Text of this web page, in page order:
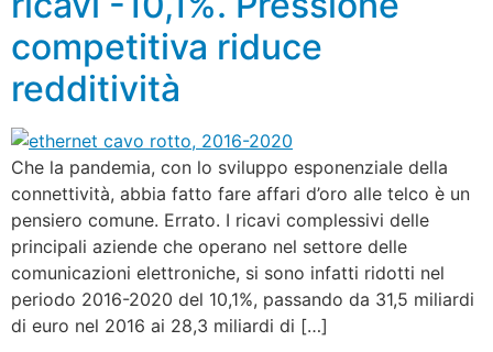
competitiva riduce
redditività
Che la pandemia, con lo sviluppo esponenziale della
connettività, abbia fatto fare affari d’oro alle telco è un
pensiero comune. Errato. I ricavi complessivi delle
principali aziende che operano nel settore delle
comunicazioni elettroniche, si sono infatti ridotti nel
periodo 2016-2020 del 10,1%, passando da 31,5 miliardi
di euro nel 2016 ai 28,3 miliardi di […]